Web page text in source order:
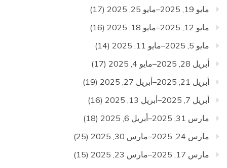
مايو 19, 2025–مايو 25, 2025
(17)
مايو 12, 2025–مايو 18, 2025
(16)
مايو 5, 2025–مايو 11, 2025
(14)
أبريل 28, 2025–مايو 4, 2025
(17)
أبريل 21, 2025–أبريل 27, 2025
(19)
أبريل 7, 2025–أبريل 13, 2025
(16)
مارس 31, 2025–أبريل 6, 2025
(18)
مارس 24, 2025–مارس 30, 2025
(25)
مارس 17, 2025–مارس 23, 2025
(15)